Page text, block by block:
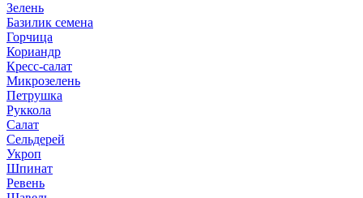
Зелень
Базилик семена
Горчица
Кориандр
Кресс-салат
Микрозелень
Петрушка
Руккола
Салат
Сельдерей
Укроп
Шпинат
Ревень